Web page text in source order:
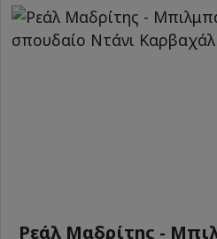
Ρεάλ Μαδρίτης -